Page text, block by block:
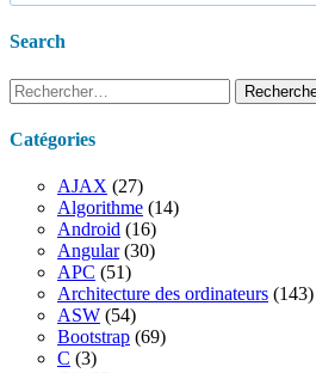
Search
Rechercher :
Catégories
AJAX (27)
Algorithme (14)
Android (16)
Angular(30)
APC (51)
Architecture des ordinateurs (143)
ASW (54)
Bootstrap (69)
C (3)